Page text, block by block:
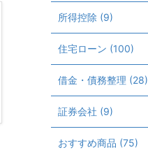
所得控除 (9)
住宅ローン (100)
借金・債務整理 (28)
証券会社 (9)
おすすめ商品 (75)